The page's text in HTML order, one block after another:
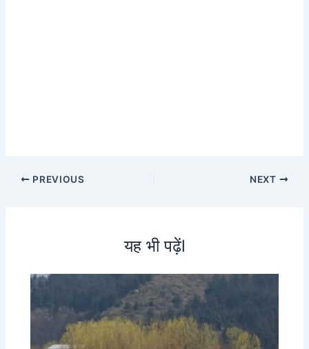
PREVIOUS NEXT
यह भी पढ़ेंl